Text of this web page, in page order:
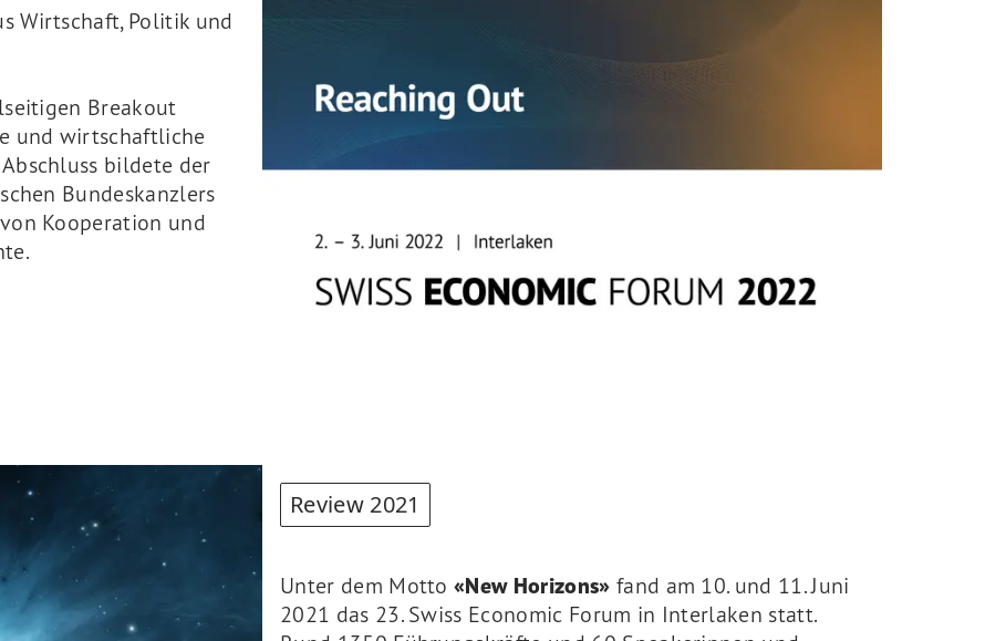
Wirtschaft, Politik und
Breakout
und wirtschaftliche
bildete der
Bundeskanzlers
Kooperation und
Review 2021
Unter dem Motto«New Horizons» fand am 10. und 11. Juni
2021 das 23. Swiss Economic Forum in Interlaken statt.